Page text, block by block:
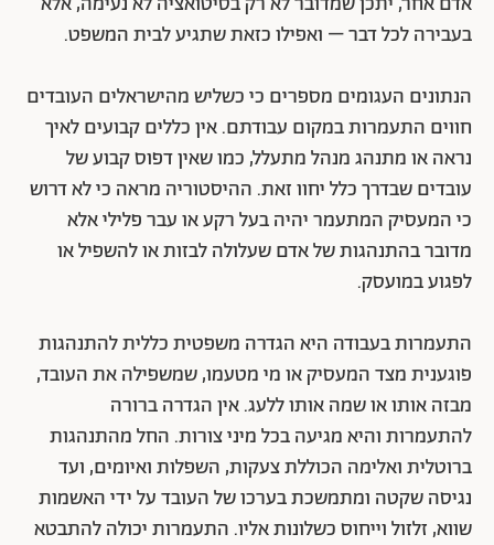
בעבירה לכל דבר – ואפילו כזאת שתגיע לבית המשפט.
הנתונים העגומים מספרים כי כשליש מהישראלים העובדים
חווים התעמרות במקום עבודתם. אין כללים קבועים לאיך
נראה או מתנהג מנהל מתעלל, כמו שאין דפוס קבוע של
עובדים שבדרך כלל יחוו זאת. ההיסטוריה מראה כי לא דרוש
כי המעסיק המתעמר יהיה בעל רקע או עבר פלילי אלא
מדובר בהתנהגות של אדם שעלולה לבזות או להשפיל או
לפגוע במועסק.
התעמרות בעבודה היא הגדרה משפטית כללית להתנהגות
פוגענית מצד המעסיק או מי מטעמו, שמשפילה את העובד,
מבזה אותו או שמה אותו ללעג. אין הגדרה ברורה
להתעמרות והיא מגיעה בכל מיני צורות. החל מהתנהגות
ברוטלית ואלימה הכוללת צעקות, השפלות ואיומים, ועד
נגיסה שקטה ומתמשכת בערכו של העובד על ידי האשמות
שווא, זלזול וייחוס כשלונות אליו. התעמרות יכולה להתבטא